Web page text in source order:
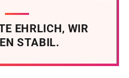
EHRLICH, WIR
STABIL.